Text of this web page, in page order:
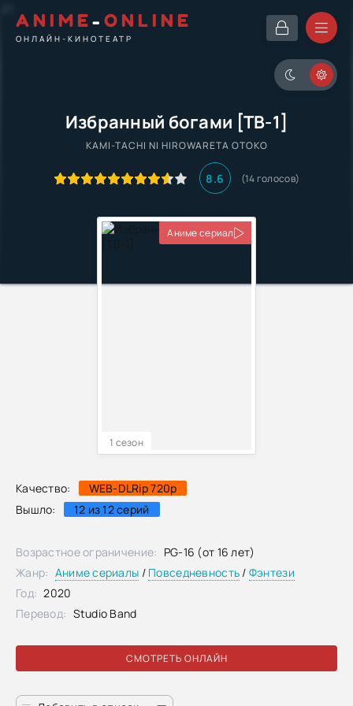
ANIME- ONLINE
ОНЛАЙН-КИНОТЕАТР
Избранный богами [ТВ-1]
KAMI-TACHI NI HIROWARETA OTOKO
8.6 (14 голосов)
Качество:
WEB-DLRip 720p
Вышло:
12 из 12 серий
Аниме сериал
1 сезон
СМОТРЕТЬ ОНЛАЙН
Возрастное ограничение: PG-16 (от 16 лет)
Жанр: Аниме сериалы / Повседневность / Фэнтези
Год: 2020
Перевод: Studio Band